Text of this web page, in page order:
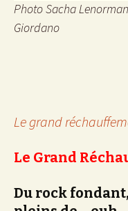
Photo Sacha
Giordano
Le grand
Le Grand
Du rock